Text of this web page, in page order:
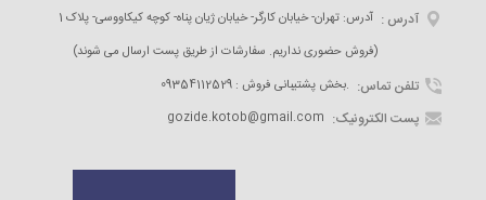
آدرس :
آدرس: تهران- خیابان کارگر- خیابان ژیان پناه- کوچه کیکاووسی- پلاک 1
(فروش حضوری نداریم. سفارشات از طریق پست ارسال می شوند)
تلفن تماس: 09354112529 : بخش پشتیبانی فروش.
پست الکترونیک: gozide.kotob@gmail.com